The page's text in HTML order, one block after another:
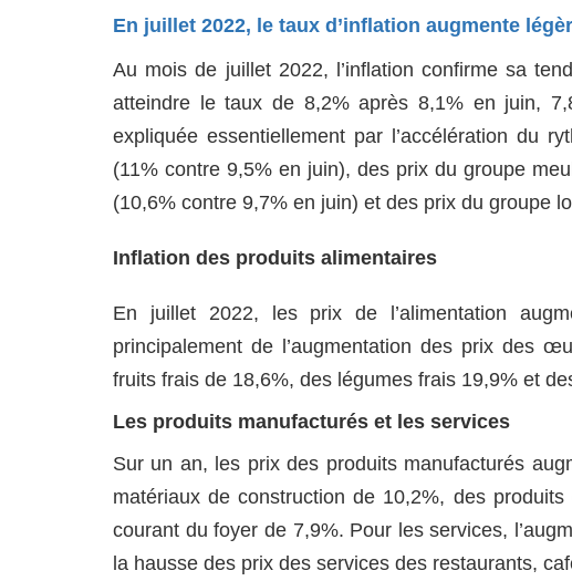
En juillet 2022, le taux d’inflation augmente
Au mois de juillet 2022, l’inflation confirme sa
atteindre le taux de 8,2% après 8,1% en juin,
expliquée essentiellement par l’accélération du
(11% contre 9,5% en juin), des prix du groupe
(10,6% contre 9,7% en juin) et des prix du groupe
Inflation des produits alimentaires
En juillet 2022, les prix de l’alimentation
principalement de l’augmentation des prix des
fruits frais de 18,6%, des légumes frais 19,9% et
Les produits manufacturés et les services
Sur un an, les prix des produits manufacturés
matériaux de construction de 10,2%, des
courant du foyer de 7,9%. Pour les services,
la hausse des prix des services des restaurants,